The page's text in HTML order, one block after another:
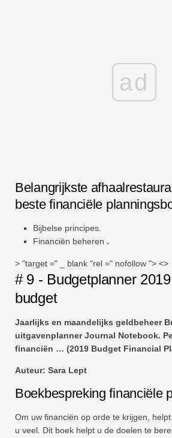
ad
Belangrijkste
beste financiële
Bijbelse principes.
Financiën beheren .
> "target =" _ blank "rel =" nofollow "> <>
# 9 - Budgetplanner
budget
Jaarlijks en maandelijks geldbeheer
uitgavenplanner Journal Notebook.
financiën … (2019 Budget Financial
Auteur: Sara Lept
Boekbespreking financiële
Om uw financiën op orde te krijgen,
u veel. Dit boek helpt u de doelen te